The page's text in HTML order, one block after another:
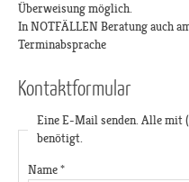
Überweisung möglich.
In NOTFÄLLEN Beratung auch
Terminabsprache
Kontaktformular
Eine E-Mail senden. Alle mit
benötigt.
Name*